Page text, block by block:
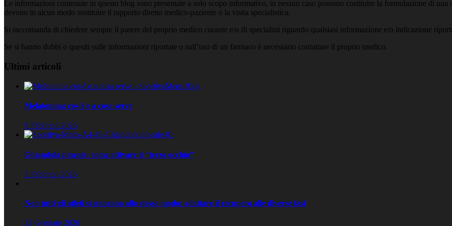
Le informazioni contenute in questo blog sono presentate a solo scopo informativo, in nessun caso possono costituire la formulazione di
devono in alcun modo sostituire il rapporto diretto medico-paziente o la visita specialistica.
Si raccomanda di chiedere sempre il parere del proprio medico curante e/o di specialisti riguardo qualsiasi informazione e/o indicazione
Se si hanno dubbi o quesiti sulle informazioni riportate o sull’uso di un farmaco è necessario contattare il proprio medico.
Ultimi articoli
Melatonina: cos’è e a cosa serve
9 Febbraio 2026
Ghiandola pineale: come attivare il “terzo occhio”
3 Febbraio 2026
Non tutti gli atleti si stancano allo stesso modo: adattare il recupero alle diverse fasi
22 Gennaio 2026